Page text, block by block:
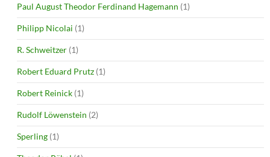
Paul August Theodor Ferdinand Hagemann (1)
Philipp Nicolai (1)
R. Schweitzer (1)
Robert Eduard Prutz (1)
Robert Reinick (1)
Rudolf Löwenstein (2)
Sperling (1)